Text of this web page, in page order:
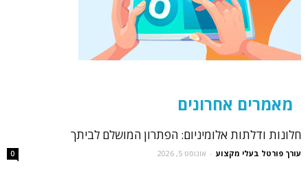
מאמרים אחרונים
חלונות ודלתות אלומיניום: הפתרון המושלם לביתך
עורך פורטל בעלי מקצוע - אוגוסט 5, 2026 0